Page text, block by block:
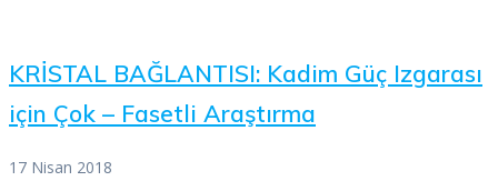
KRİSTAL BAĞLANTISI: Kadim Güç Izgarası
için Çok – Fasetli Araştırma
17 Nisan 2018